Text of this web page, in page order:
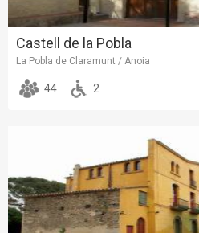
Castell de la Pobla
La Pobla de Claramunt / Anoia
44 2